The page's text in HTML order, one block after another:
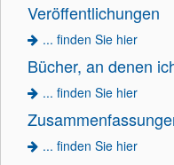
Veröffentlichungen
... finden Sie hier
Bücher, an denen
... finden Sie hier
... finden Sie hier